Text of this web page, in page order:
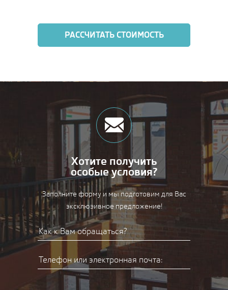
РАССЧИТАТЬ СТОИМОСТЬ
Хотите получить
особые условия?
Заполните форму и мы подготовим для Вас
эксклюзивное предложение!